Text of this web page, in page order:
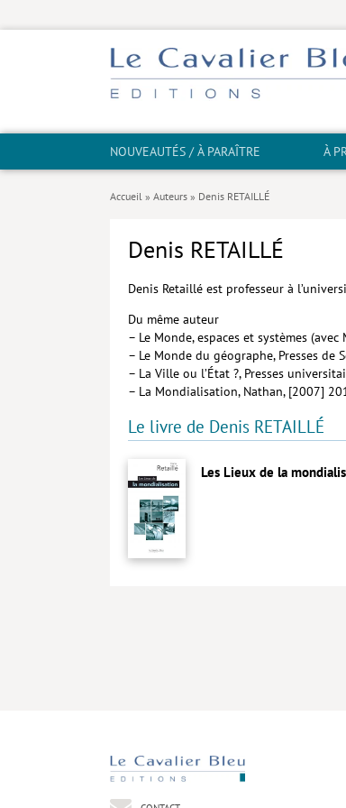
NOUVEAUTÉS / À PARAÎTRE À
Accueil » Auteurs » Denis RETAILLÉ
Denis RETAILLÉ
Denis Retaillé est professeur à
Du même auteur
– Le Monde, espaces et systèmes (avec
– Le Monde du géographe, Presses de
– La Ville ou l’État ?, Presses
– La Mondialisation, Nathan, [2007]
Le livre de Denis RETAILLÉ
Les Lieux de la